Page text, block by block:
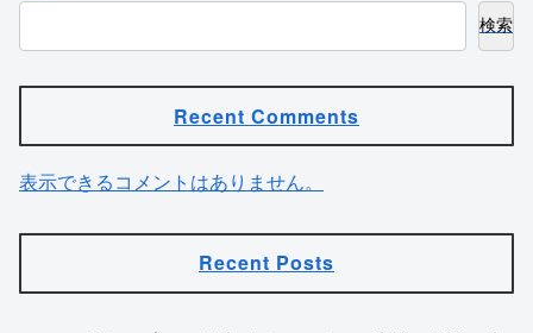
検索
Recent Comments
表示できるコメントはありません。
Recent Posts